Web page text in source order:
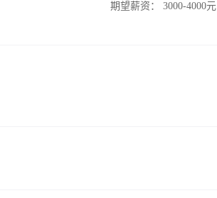
期望薪资：
3000-4000元